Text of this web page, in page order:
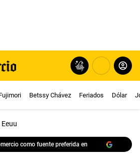
Betssy Chávez Feriados Dólar
Eeuu
como fuente preferida en